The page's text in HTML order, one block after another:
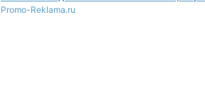
Promo-Reklama.ru